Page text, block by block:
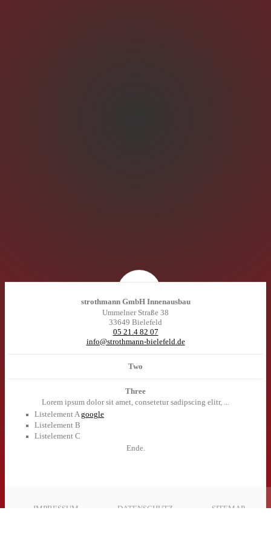
strothmann GmbH Innenausbau
Ummelner Straße 38
33649 Bielefeld
05 21.4 82 07
info@strothmann-bielefeld.de
Two
Three
Lorem ipsum dolor sit amet, consetetur sadipscing elitr, ...
Listelement A google
Listelement B
Listelement C
Ende.
IMPRESSUM DATENSCHUTZ SITEMAP